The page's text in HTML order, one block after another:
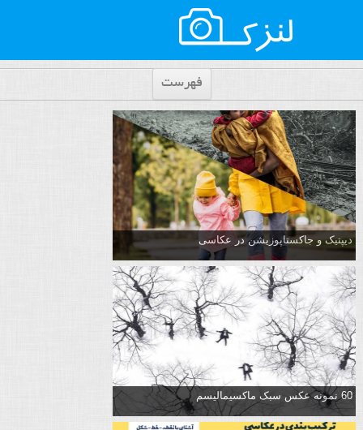
فهرست
دیپتیک و جاکستا‌پوزیشن در عکاسی
60 نمونه عکس سبک ماکسیمالیسم